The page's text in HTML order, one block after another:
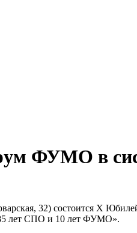
ФУМО в
32) состоится X
85 лет СПО и 10 лет ФУМО».